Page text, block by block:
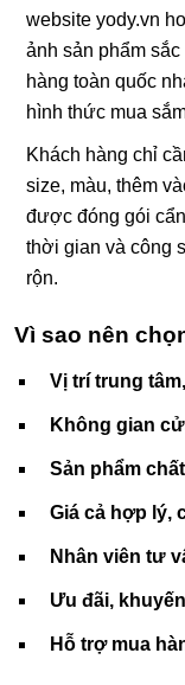
website yody.vn
ảnh sản phẩm
hàng toàn quốc
hình thức mua
Khách hàng chỉ
size, màu, thêm
được đóng gói
thời gian và công
rộn.
Vì sao nên
Vị trí trung
Không gian
Sản phẩm
Giá cả hợp lý,
Nhân viên tư
Ưu đãi,
Hỗ trợ mua